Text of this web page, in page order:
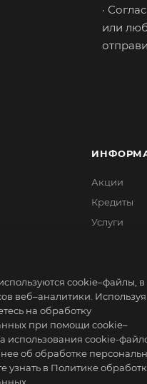
·
или
Акции
Кредиты
Услуги
Политика
Политика
Согласие
cookie–файлы, в
веб–аналитики. Используя
на обработку
при помощи cookie–
использования cookie-
об обработке
узнать в Политике